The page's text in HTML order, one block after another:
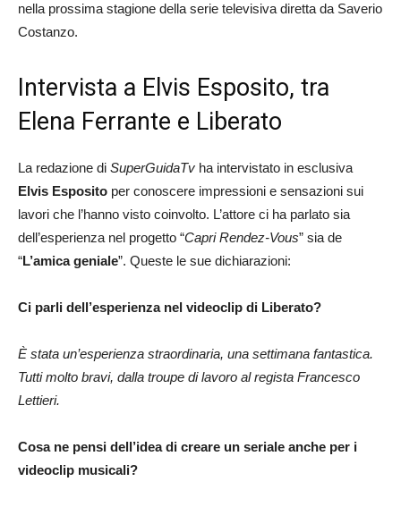
nella prossima stagione della serie televisiva diretta da Saverio
Costanzo.
Intervista a Elvis Esposito, tra
Elena Ferrante e Liberato
La redazione di SuperGuidaTv ha intervistato in esclusiva
Elvis Esposito per conoscere impressioni e sensazioni sui
lavori che l’hanno visto coinvolto. L’attore ci ha parlato sia
dell’esperienza nel progetto “Capri Rendez-Vous” sia de
“L’amica geniale”. Queste le sue dichiarazioni:
Ci parli dell’esperienza nel videoclip di Liberato?
È stata un’esperienza straordinaria, una settimana fantastica.
Tutti molto bravi, dalla troupe di lavoro al regista Francesco
Lettieri.
Cosa ne pensi dell’idea di creare un seriale anche per i
videoclip musicali?